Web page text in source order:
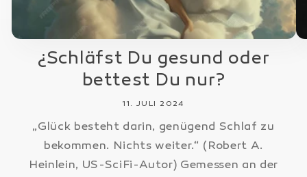
¿Schläfst Du gesund oder
bettest Du nur?
11. JULI 2024
„Glück besteht darin, genügend Schlaf zu
bekommen. Nichts weiter.“ (Robert A.
Heinlein, US-SciFi-Autor) Gemessen an der